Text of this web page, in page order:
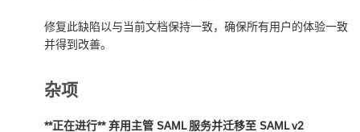
修复此缺陷以与当前文档保持一致，确保所有用户的体验一致
并得到改善。
杂项
**正在进行** 弃用主管 SAML 服务并迁移至 SAML v2